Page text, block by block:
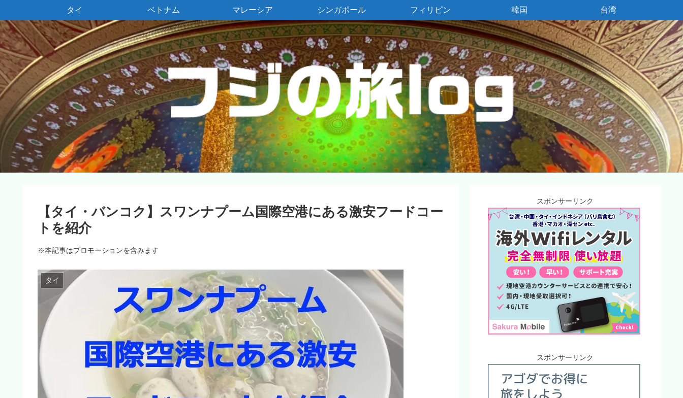
タイ ベトナム マレーシア シンガポール フィリピン 韓国 台湾
【タイ・バンコク】スワンナプーム国際空港にある激安フードコー
トを紹介
※本記事はプロモーションを含みます
タイ
スポンサーリンク
スポンサーリンク